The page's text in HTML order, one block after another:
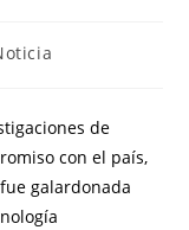
de
con el país,
galardonada